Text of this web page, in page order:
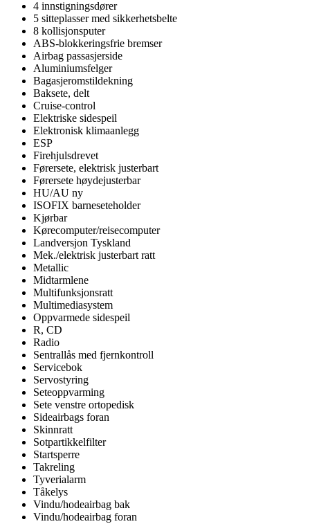
4 innstigningsdører
5 sitteplasser med sikkerhetsbelte
8 kollisjonsputer
ABS-blokkeringsfrie bremser
Airbag passasjerside
Aluminiumsfelger
Bagasjeromstildekning
Baksete, delt
Cruise-control
Elektriske sidespeil
Elektronisk klimaanlegg
ESP
Firehjulsdrevet
Førersete, elektrisk justerbart
Førersete høydejusterbar
HU/AU ny
ISOFIX barneseteholder
Kjørbar
Kørecomputer/reisecomputer
Landversjon Tyskland
Mek./elektrisk justerbart ratt
Metallic
Midtarmlene
Multifunksjonsratt
Multimediasystem
Oppvarmede sidespeil
R, CD
Radio
Sentrallås med fjernkontroll
Servicebok
Servostyring
Seteoppvarming
Sete venstre ortopedisk
Sideairbags foran
Skinnratt
Sotpartikkelfilter
Startsperre
Takreling
Tyverialarm
Tåkelys
Vindu/hodeairbag bak
Vindu/hodeairbag foran